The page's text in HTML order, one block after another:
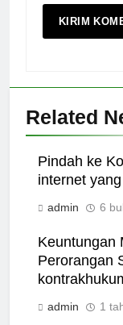
Related
Pindah ke
internet
admin 6
Keuntungan
Perorangan
admin 1